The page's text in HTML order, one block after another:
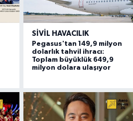
SIVIL HAVACILIK
Pegasus'tan 149,9 milyon
dolarlık tahvil ihracı:
Toplam büyüklük 649,9
milyon dolara ulaşıyor